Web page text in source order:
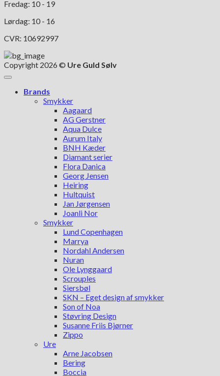
Fredag: 10 - 19
Lørdag: 10 - 16
CVR: 10692997
Copyright 2026 © Ure Guld Sølv
Brands
Smykker
Aagaard
AG Gerstner
Aqua Dulce
Aurum Italy
BNH Kæder
Diamant serier
Flora Danica
Georg Jensen
Heiring
Hultquist
Jan Jørgensen
Joanli Nor
Smykker
Lund Copenhagen
Marrya
Nordahl Andersen
Nuran
Ole Lynggaard
Scrouples
Siersbøl
SKN – Eget design af smykker
Son of Noa
Støvring Design
Susanne Friis Bjørner
Zippo
Ure
Arne Jacobsen
Bering
Boccia